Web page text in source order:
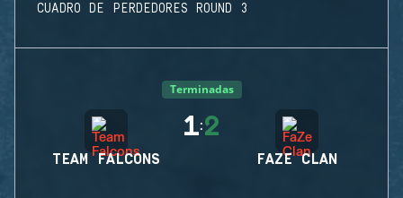
CUADRO DE PERDEDORES ROUND 3
Terminadas
TEAM FALCONS
1:2
FAZE CLAN